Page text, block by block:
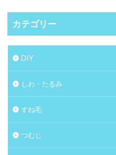
カテゴリー
DIY
しわ・たるみ
すね毛
つむじ